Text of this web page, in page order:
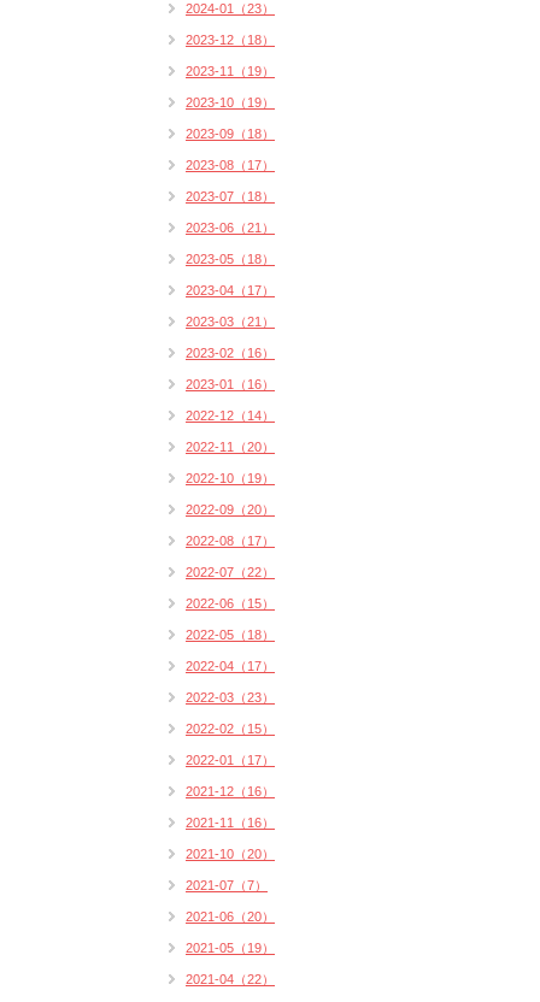
2024-01（23）
2023-12（18）
2023-11（19）
2023-10（19）
2023-09（18）
2023-08（17）
2023-07（18）
2023-06（21）
2023-05（18）
2023-04（17）
2023-03（21）
2023-02（16）
2023-01（16）
2022-12（14）
2022-11（20）
2022-10（19）
2022-09（20）
2022-08（17）
2022-07（22）
2022-06（15）
2022-05（18）
2022-04（17）
2022-03（23）
2022-02（15）
2022-01（17）
2021-12（16）
2021-11（16）
2021-10（20）
2021-07（7）
2021-06（20）
2021-05（19）
2021-04（22）